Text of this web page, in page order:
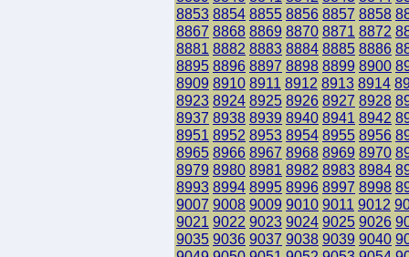
8853 8854 8855 8856 8857 8858
8867 8868 8869 8870 8871 8872
8881 8882 8883 8884 8885 8886
8895 8896 8897 8898 8899 8900
8909 8910 8911 8912 8913 8914
8923 8924 8925 8926 8927 8928
8937 8938 8939 8940 8941 8942
8951 8952 8953 8954 8955 8956
8965 8966 8967 8968 8969 8970
8979 8980 8981 8982 8983 8984
8993 8994 8995 8996 8997 8998
9007 9008 9009 9010 9011 9012
9021 9022 9023 9024 9025 9026
9035 9036 9037 9038 9039 9040